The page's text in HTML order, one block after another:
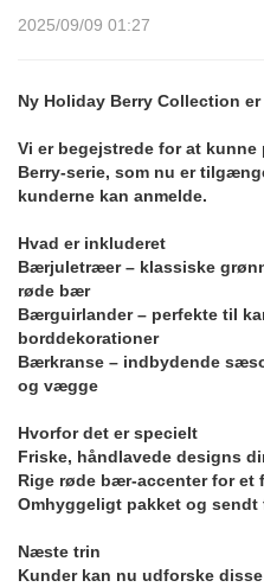
2025/09/09 01:27
Ny Holiday Berry Collection er
Vi er begejstrede for at
Berry-serie, som nu er
kunderne kan anmelde.
Hvad er inkluderet
Bærjuletræer – klassiske
røde bær
Bærguirlander – perfekte til
borddekorationer
Bærkranse – indbydende
og vægge
Hvorfor det er specielt
Friske, håndlavede designs
Rige røde bær-accenter for
Omhyggeligt pakket og
Næste trin
Kunder kan nu udforske